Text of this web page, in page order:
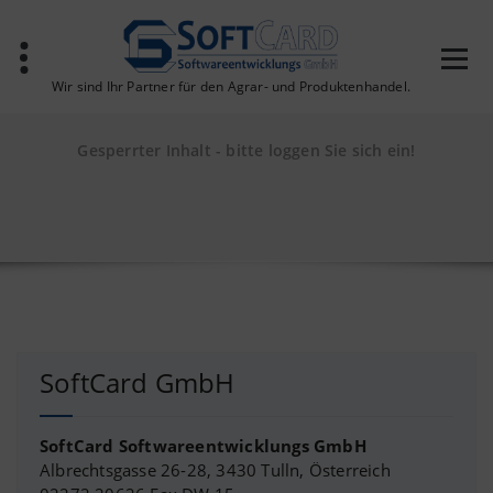
springen
Wir sind Ihr Partner für den Agrar- und Produktenhandel.
Gesperrter Inhalt - bitte loggen Sie sich ein!
SoftCard GmbH
SoftCard Softwareentwicklungs GmbH
Albrechtsgasse 26-28, 3430 Tulln, Österreich